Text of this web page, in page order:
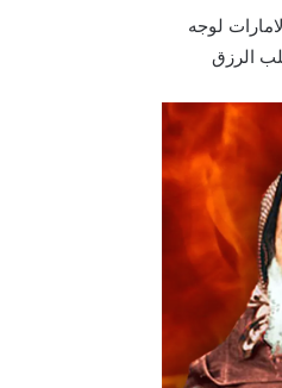
لوجه
الرزق